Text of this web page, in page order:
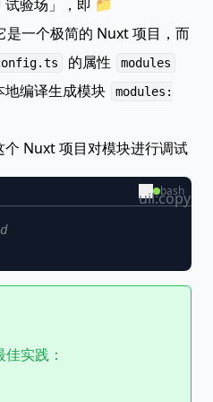
试验场」，即 📁
是一个极简的 Nuxt 项目，而
的属性 modules
地编译生成模块
modules:
Nuxt 项目对模块进行调试
uil:copy
bash
实践：